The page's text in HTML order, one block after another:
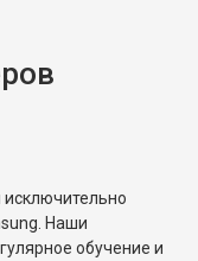
исключительно
Наши
обучение и